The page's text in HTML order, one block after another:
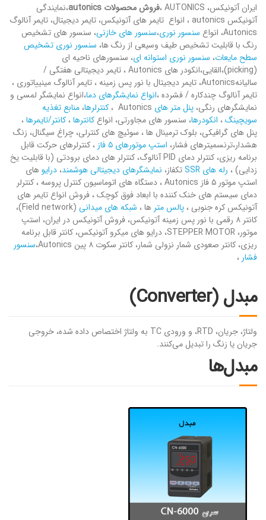
ایران آتونیکس، AUTONICS ،
فروش محصولات autonics
،نمایندگی
آتونیکس autonics ، انواع تایمر های آتونیکس، تایمر دیجیتال، تایمر آنالوگ
Autonics، انواع
سنسور نوری،سنسور های خازنی، سنسور های تشخیص
رنگ با قابلیت تشخیص طیف وسیعی از رنگ ها، سنسور نوری تشخیص
سطح مایعات، سنسور نوری استوانه ای، سنسورهای ناحیه ای
(picking)،القایی،انکودر های Autonics ، تایمر دیجیتالی هفتگی /
سالیانهAutonics، تایمر دیجیتال با نور پس زمینه ، تایمر آنالوگ مینییاتوری ،
تایمر آنالوگ چندکاره / فشرده ،انواع نمایشگرهای دما،انواع نمایشگر لمسی و
نمایشگرهای رنگی، پنل متر های Autonics ، کنترلرها، منابع تغذیه
سویچینگ، انکودرها، سنسور های مجاورتی، انواعکانترها، کانتر/تایمرها،
پنل های گرافیکی، بلوک ترمینال ها ، سوئیچ های کنترلی، چراغ سیگنال، زنگ
هشدار،ترنسمیترهای فشار، استپ موتورهای ۵ فاز
، کنترلرهای حرکت قابل
برنامه ریزی، کنترلر دمای PID آنالوگ، کنترلر های دمای برودتی (با قابلیت یخ
زدایی) ، رله های SSR تکفاز، نمایشگرهای دیجیتالی هوشمند، درایوهای
استپ موتور ۵ فاز Autonics ، دستگاه های اتوماسیون کنترل پروسه ، کنترلر
دمای سیستم های خنک کننده با ابعاد فوق کوچک ، فروش انواع تایمر های
آتونیکس کره جنوبی ، پالس متر ها ، شبکه های میدانی
(Field network)،
کانتر ۸ رقمی با نور پس زمینه آتونیکس، فروش آتونیکس در ایران، استپ
موتور، STEPPER MOTOR، درایو های میکرو آتونیکس، کانتر قابل برنامه
ریزی، کانتر صعودی شمار نزولی شمار، کانتر سکوت ۸ پین Autonics،
سنسور
فشار ،
مبدل (Converter)
ولتاژ، جریان، RTD، و ورودی TC به ولتاژ اختصاص داده شده، خروجی
جریان یا زنگ را تبدیل می‌کنند.
مبدل‌ها